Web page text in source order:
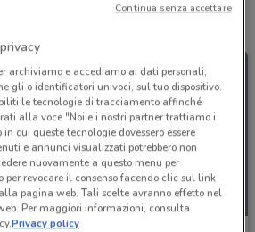
volantino Best Friend
archiviamo e accediamo ai dati personali,
gli o identificatori univoci, sul tuo dispositivo.
le tecnologie di tracciamento affinché
alla voce "Noi e i nostri partner trattiamo i
cui queste tecnologie dovessero essere
e annunci visualizzati potrebbero non
nuovamente a questo menu per
per revocare il consenso facendo clic sul link
pagina web. Tali scelte avranno effetto nel
Per maggiori informazioni, consulta
Privacy policy
Continua senza accettare